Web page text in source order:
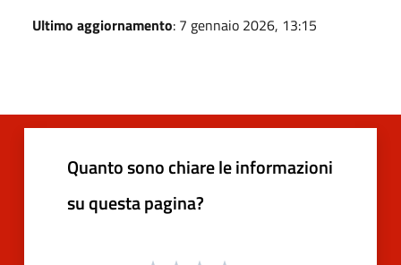
Ultimo aggiornamento: 7 gennaio 2026, 13:15
Quanto sono chiare le informazioni
su questa pagina?